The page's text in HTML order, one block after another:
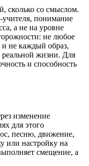
сколько со смыслом.
понимание
а не на уровне
не любое
и не каждый образ,
жизни. Для
и способность
изменение
для этого
песню, движение,
или настройку на
смещение, а